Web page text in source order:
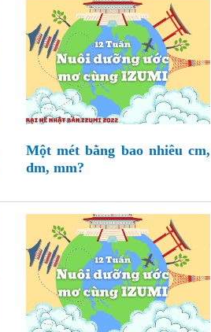
Một mét bằng bao nhiêu cm,
dm, mm?